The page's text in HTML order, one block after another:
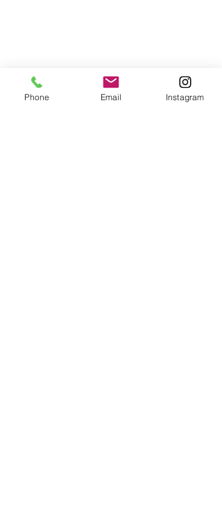
Phone Email Instagram